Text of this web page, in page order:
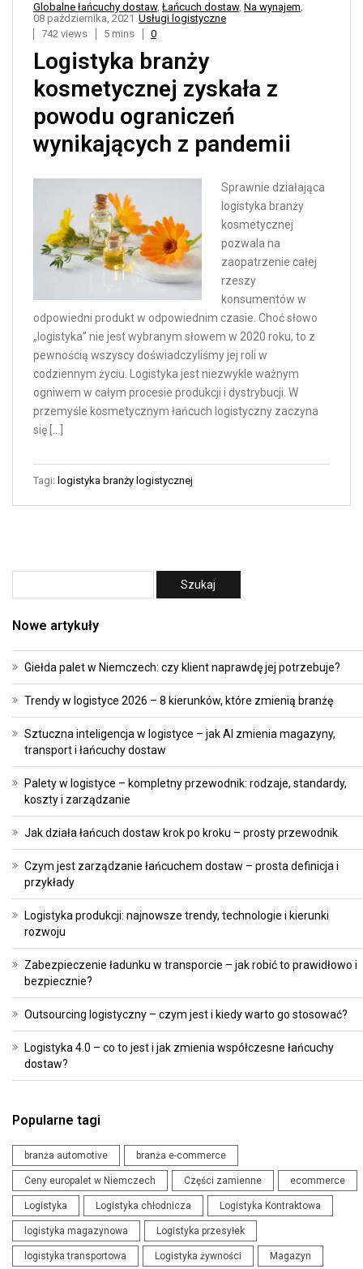
Globalne łańcuchy dostaw, Łańcuch dostaw, Na wynajem,
Usługi logistyczne
08 października, 2021
742 views
5 mins 0
Logistyka branży
kosmetycznej zyskała z
powodu ograniczeń
wynikających z pandemii
Sprawnie działająca
logistyka branży
kosmetycznej
pozwala na
zaopatrzenie całej
rzeszy
konsumentów w
odpowiedni produkt w odpowiednim czasie. Choć słowo
„logistyka” nie jest wybranym słowem w 2020 roku, to z
pewnością wszyscy doświadczyliśmy jej roli w
codziennym życiu. Logistyka jest niezwykle ważnym
ogniwem w całym procesie produkcji i dystrybucji. W
przemyśle kosmetycznym łańcuch logistyczny zaczyna
się […]
Tagi: logistyka branży logistycznej
Nowe artykuły
Giełda palet w Niemczech: czy klient naprawdę jej potrzebuje?
Trendy w logistyce 2026 – 8 kierunków, które zmienią branżę
Sztuczna inteligencja w logistyce – jak AI zmienia magazyny,
transport i łańcuchy dostaw
Palety w logistyce – kompletny przewodnik: rodzaje, standardy,
koszty i zarządzanie
Jak działa łańcuch dostaw krok po kroku – prosty przewodnik
Czym jest zarządzanie łańcuchem dostaw – prosta definicja i
przykłady
Logistyka produkcji: najnowsze trendy, technologie i kierunki
rozwoju
Zabezpieczenie ładunku w transporcie – jak robić to prawidłowo i
bezpiecznie?
Outsourcing logistyczny – czym jest i kiedy warto go stosować?
Logistyka 4.0 – co to jest i jak zmienia współczesne łańcuchy
dostaw?
Popularne tagi
branża automotive branża e-commerce
Ceny europalet w Niemczech Części zamienne ecommerce
Logistyka Logistyka chłodnicza Logistyka Kontraktowa
logistyka magazynowa Logistyka przesyłek
logistyka transportowa Logistyka żywności Magazyn